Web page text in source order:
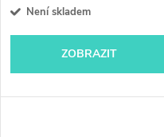
cena:Není skladem
ZOBRAZIT